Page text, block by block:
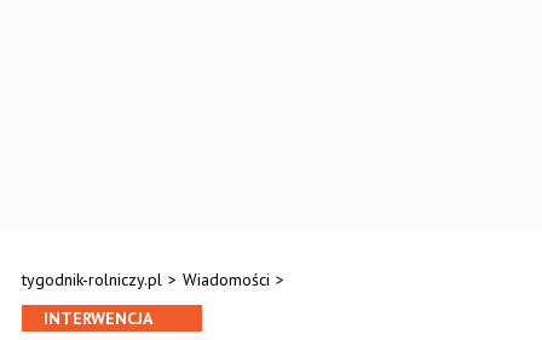
tygodnik-rolniczy.pl > Wiadomości >
INTERWENCJA